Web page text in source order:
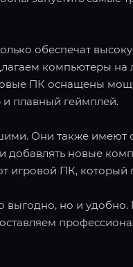
обеспечат
компьютеры на
ПК оснащены
и плавный геймплей.
Они также имеют
добавлять новые
игровой ПК,
выгодно, но и